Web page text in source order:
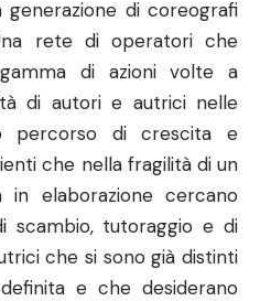
generazione di coreografi
rete di operatori che
di azioni volte a
di autori e autrici nelle
percorso di crescita e
che nella fragilità di un
in elaborazione cercano
scambio, tutoraggio e di
che si sono già distinti
e che desiderano